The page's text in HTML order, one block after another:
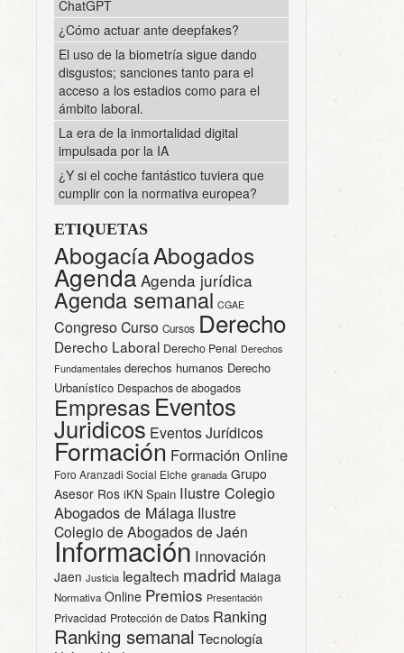
ChatGPT
¿Cómo actuar ante deepfakes?
El uso de la biometría sigue dando
disgustos; sanciones tanto para el
acceso a los estadios como para el
ámbito laboral.
La era de la inmortalidad digital
impulsada por la IA
¿Y si el coche fantástico tuviera que
cumplir con la normativa europea?
ETIQUETAS
AbogacíaAbogados
Agenda Agenda jurídica
Agenda semanal CGAE
CongresoCurso Cursos Derecho
Derecho Laboral Derecho Penal Derechos
Fundamentales derechos humanos Derecho
Urbanístico Despachos de abogados
Empresas Eventos
Juridicos Eventos Jurídicos
Formación Formación Online
Foro Aranzadi Social Elche granada Grupo
Asesor Ros iKN Spain Ilustre Colegio
Abogados de Málaga Ilustre
Colegio de Abogados de Jaén
Información Innovación
Jaen Justicia legaltech madrid Malaga
Normativa Online Premios Presentación
Privacidad Protección de Datos Ranking
Ranking semanal Tecnología